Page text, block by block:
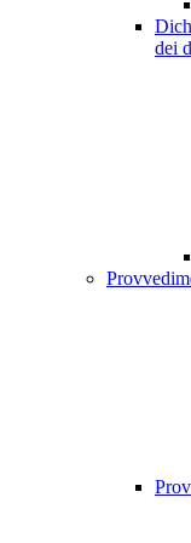
dei